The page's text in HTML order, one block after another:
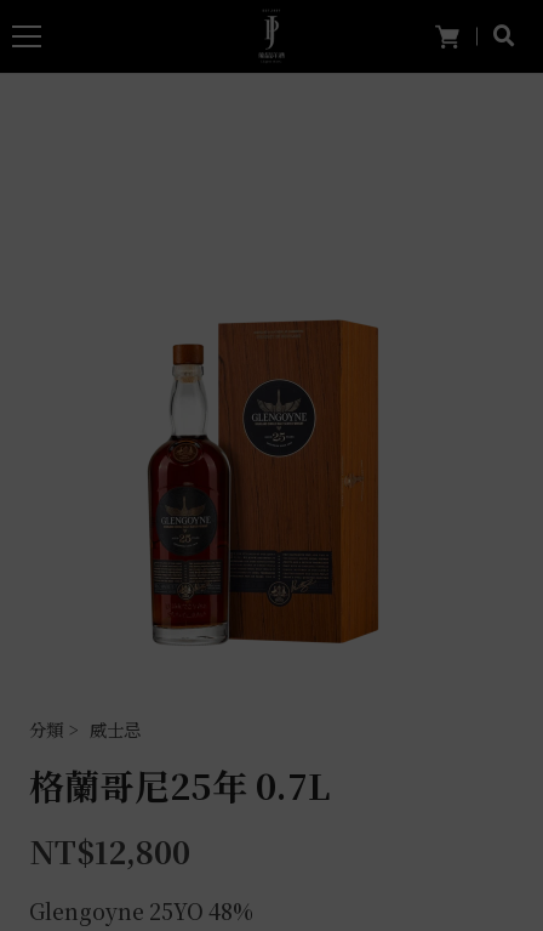
威士忌
格蘭哥尼25年 0.7L
NT$12,800
Glengoyne 25YO 48%